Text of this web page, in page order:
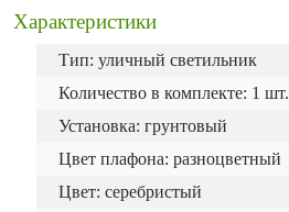
Характеристики
Тип: уличный светильник
Количество в комплекте: 1 шт.
Установка: грунтовый
Цвет плафона: разноцветный
Цвет: серебристый